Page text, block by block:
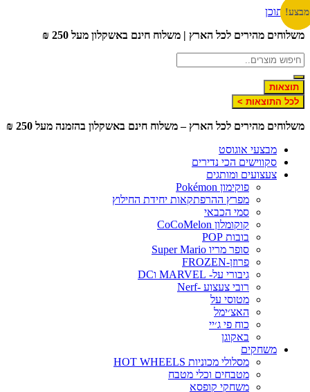
לתוכן
מהירים לכל הארץ | משלוח חינם באשקלון מעל 250 ₪
תוצאות
לכל התוצאות >
מהירים לכל הארץ – משלוח חינם באשקלון בהזמנה מעל 250 ₪
מבצעי אוגוסט
סקווישים הכי נדירים
צעצועים ומותגים
פוקימון Pokémon
מפרץ ההרפתקאות יחידת החילוץ
סמי הכבאי
קוקומלון CoCoMelon
בובות POP
סופר מריו Super Mario
פרוזן-FROZEN
גיבורי על- MARVEL וDC
רובי צעצוע -Nerf
מטוסי על
האצ׳ימל
כוח פי ג׳יי
באקוגן
משחקים
מסלולי מכוניות HOT WHEELS
מטבחים וכלי מטבח
משחקי קופסא